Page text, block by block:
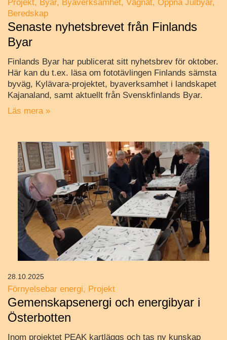
Projekt Byar Byaverksamhet Vägnät Öppna Julbyar
Beredskap
Senaste nyhetsbrevet från Finlands
Byar
Finlands Byar har publicerat sitt nyhetsbrev för oktober.
Här kan du t.ex. läsa om fototävlingen Finlands sämsta
byväg, Kylävara-projektet, byaverksamhet i landskapet
Kajanaland, samt aktuellt från Svenskfinlands Byar.
Läs mera »
Förnyelsebar energi Projekt
Gemenskapsenergi och energibyar i
Österbotten
Inom projektet PEAK kartläggs och tas ny kunskap
28.10.2025